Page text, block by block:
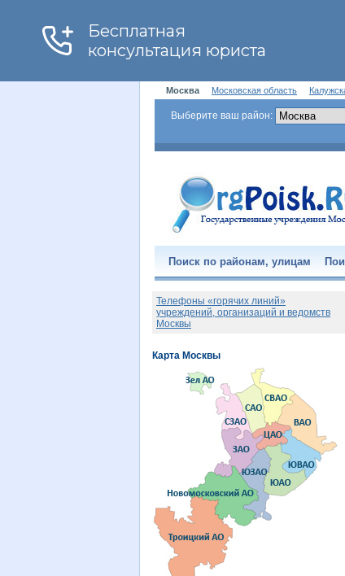
Москва Московская область
Выберите ваш район:
Поиск по районам, улицам
Телефоны «горячих линий»
учреждений, организаций и ведомств
Москвы